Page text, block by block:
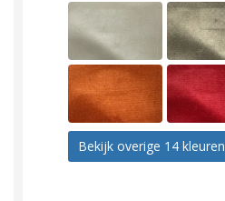
Bekijk overige 14 kleuren